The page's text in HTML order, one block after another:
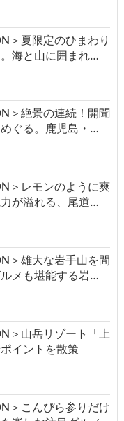
＞夏限定のひまわり
海と山に囲まれ…
＞絶景の連続！開聞
ぐる。鹿児島・…
＞レモンのように爽
が溢れる、尾道…
＞雄大な岩手山を間
メも堪能する岩…
＞山岳リゾート「上
イントを散策
＞こんぴら参りだけ